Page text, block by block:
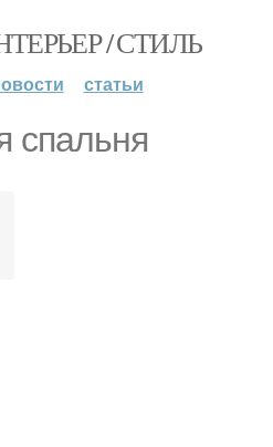
/ СТИЛЬ
статьи
спальня